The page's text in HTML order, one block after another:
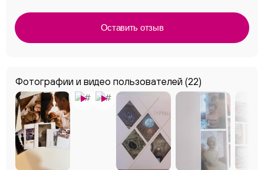
Фотографии и видео пользователей (22)
Оставить отзыв